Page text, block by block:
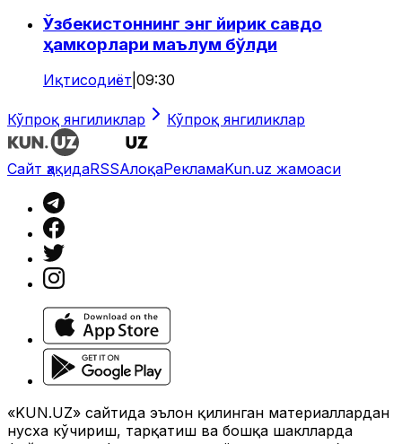
Ўзбекистоннинг энг йирик савдо
ҳамкорлари маълум бўлди
Иқтисодиёт 09:30
Кўпроқ янгиликлар Кўпроқ янгиликлар
Сайт ҳақидаRSSАлоқаРекламаKun.uz жамоаси
«KUN.UZ» сайтида эълон қилинган материаллардан
нусха кўчириш, тарқатиш ва бошқа шаклларда